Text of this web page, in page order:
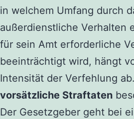
in welchem Umfang durch
außerdienstliche Verhalten
für sein Amt erforderliche
beeinträchtigt wird, hängt
Intensität der Verfehlung
vorsätzliche Straftaten
Der Gesetzgeber geht bei